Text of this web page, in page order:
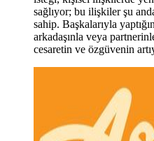
sağlıyor; bu ilişkiler şu
sahip. Başkalarıyla
arkadaşınla veya
cesaretin ve özgüvenin